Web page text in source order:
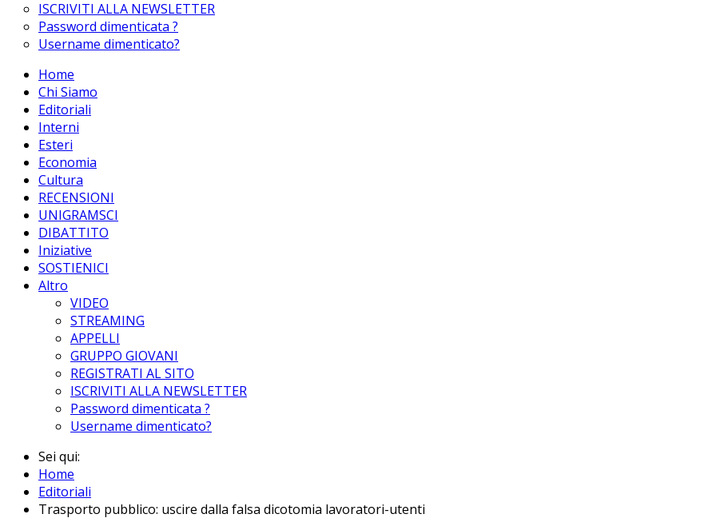
ISCRIVITI ALLA NEWSLETTER
Password dimenticata ?
Username dimenticato?
Home
Chi Siamo
Editoriali
Interni
Esteri
Economia
Cultura
RECENSIONI
UNIGRAMSCI
DIBATTITO
Iniziative
SOSTIENICI
Altro
VIDEO
STREAMING
APPELLI
GRUPPO GIOVANI
REGISTRATI AL SITO
ISCRIVITI ALLA NEWSLETTER
Password dimenticata ?
Username dimenticato?
Sei qui:
Home
Editoriali
Trasporto pubblico: uscire dalla falsa dicotomia lavoratori-utenti